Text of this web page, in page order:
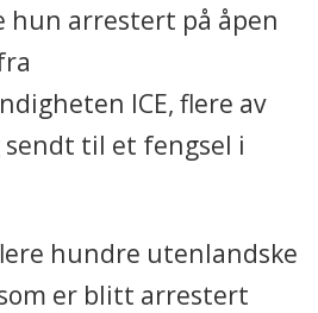
hun arrestert på åpen
ICE, flere av
sendt til et fengsel i
hundre utenlandske
er blitt arrestert